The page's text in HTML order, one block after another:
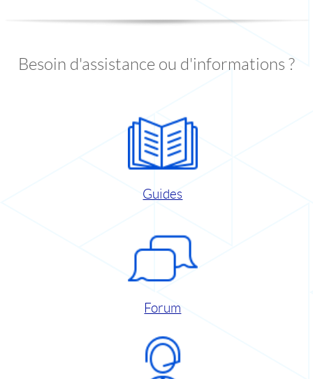
Besoin d'assistance ou d'informations ?
Guides
Forum